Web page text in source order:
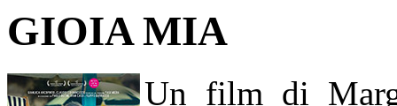
GIOIA MIA
Un film di